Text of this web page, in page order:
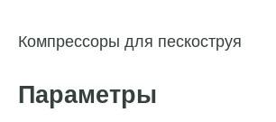
Компрессоры для пескоструя
Параметры